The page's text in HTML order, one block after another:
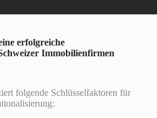
erfolgreiche
Immobilienfirmen
folgende Schlüsselfaktoren für